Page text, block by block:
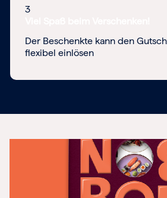
3
Der Beschenkte kann den
flexibel einlösen